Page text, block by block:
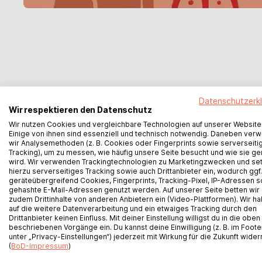
kostenfreier Schreibkurs
Tropes
Tropes sind literarische Stilmittel, die
bestimmte Effekte zu erzielen. Sie helfen dabei,
vertiefen, Charaktere zu entwickeln und die
emotional zu engagieren. Sie sind ein
Bestandteil des kreativen Schreibens und
dass Geschichten und Texte lebendiger und
BoD bei Instagram
Wir respektieren den Datenschutz
Wir nutzen Cookies und vergleichbare Technologien auf unserer Website.
Einige von ihnen sind essenziell und technisch notwendig. Daneben
wir Analysemethoden (z. B. Cookies oder Fingerprints sowie
Tracking), um zu messen, wie häufig unsere Seite besucht und wie sie
wird. Wir verwenden Trackingtechnologien zu Marketingzwecken und
hierzu serverseitiges Tracking sowie auch Drittanbieter ein, wodurch ggf.
geräteübergreifend Cookies, Fingerprints, Tracking-Pixel, IP-Adressen
gehashte E-Mail-Adressen genutzt werden. Auf unserer Seite betten wir
zudem Drittinhalte von anderen Anbietern ein (Video-Plattformen). Wir
auf die weitere Datenverarbeitung und ein etwaiges Tracking durch den
Drittanbieter keinen Einfluss. Mit deiner Einstellung willigst du in die oben
beschriebenen Vorgänge ein. Du kannst deine Einwilligung (z. B. im
unter „Privacy-Einstellungen“) jederzeit mit Wirkung für die Zukunft
(BoD-Impressum)